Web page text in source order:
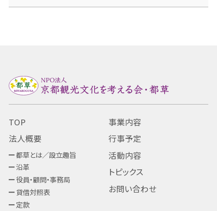
TOP
法人概要
都草とは／設立趣旨
沿革
役員・顧問・事務局
貸借対照表
定款
事業内容
行事予定
活動内容
トピックス
お問い合わせ